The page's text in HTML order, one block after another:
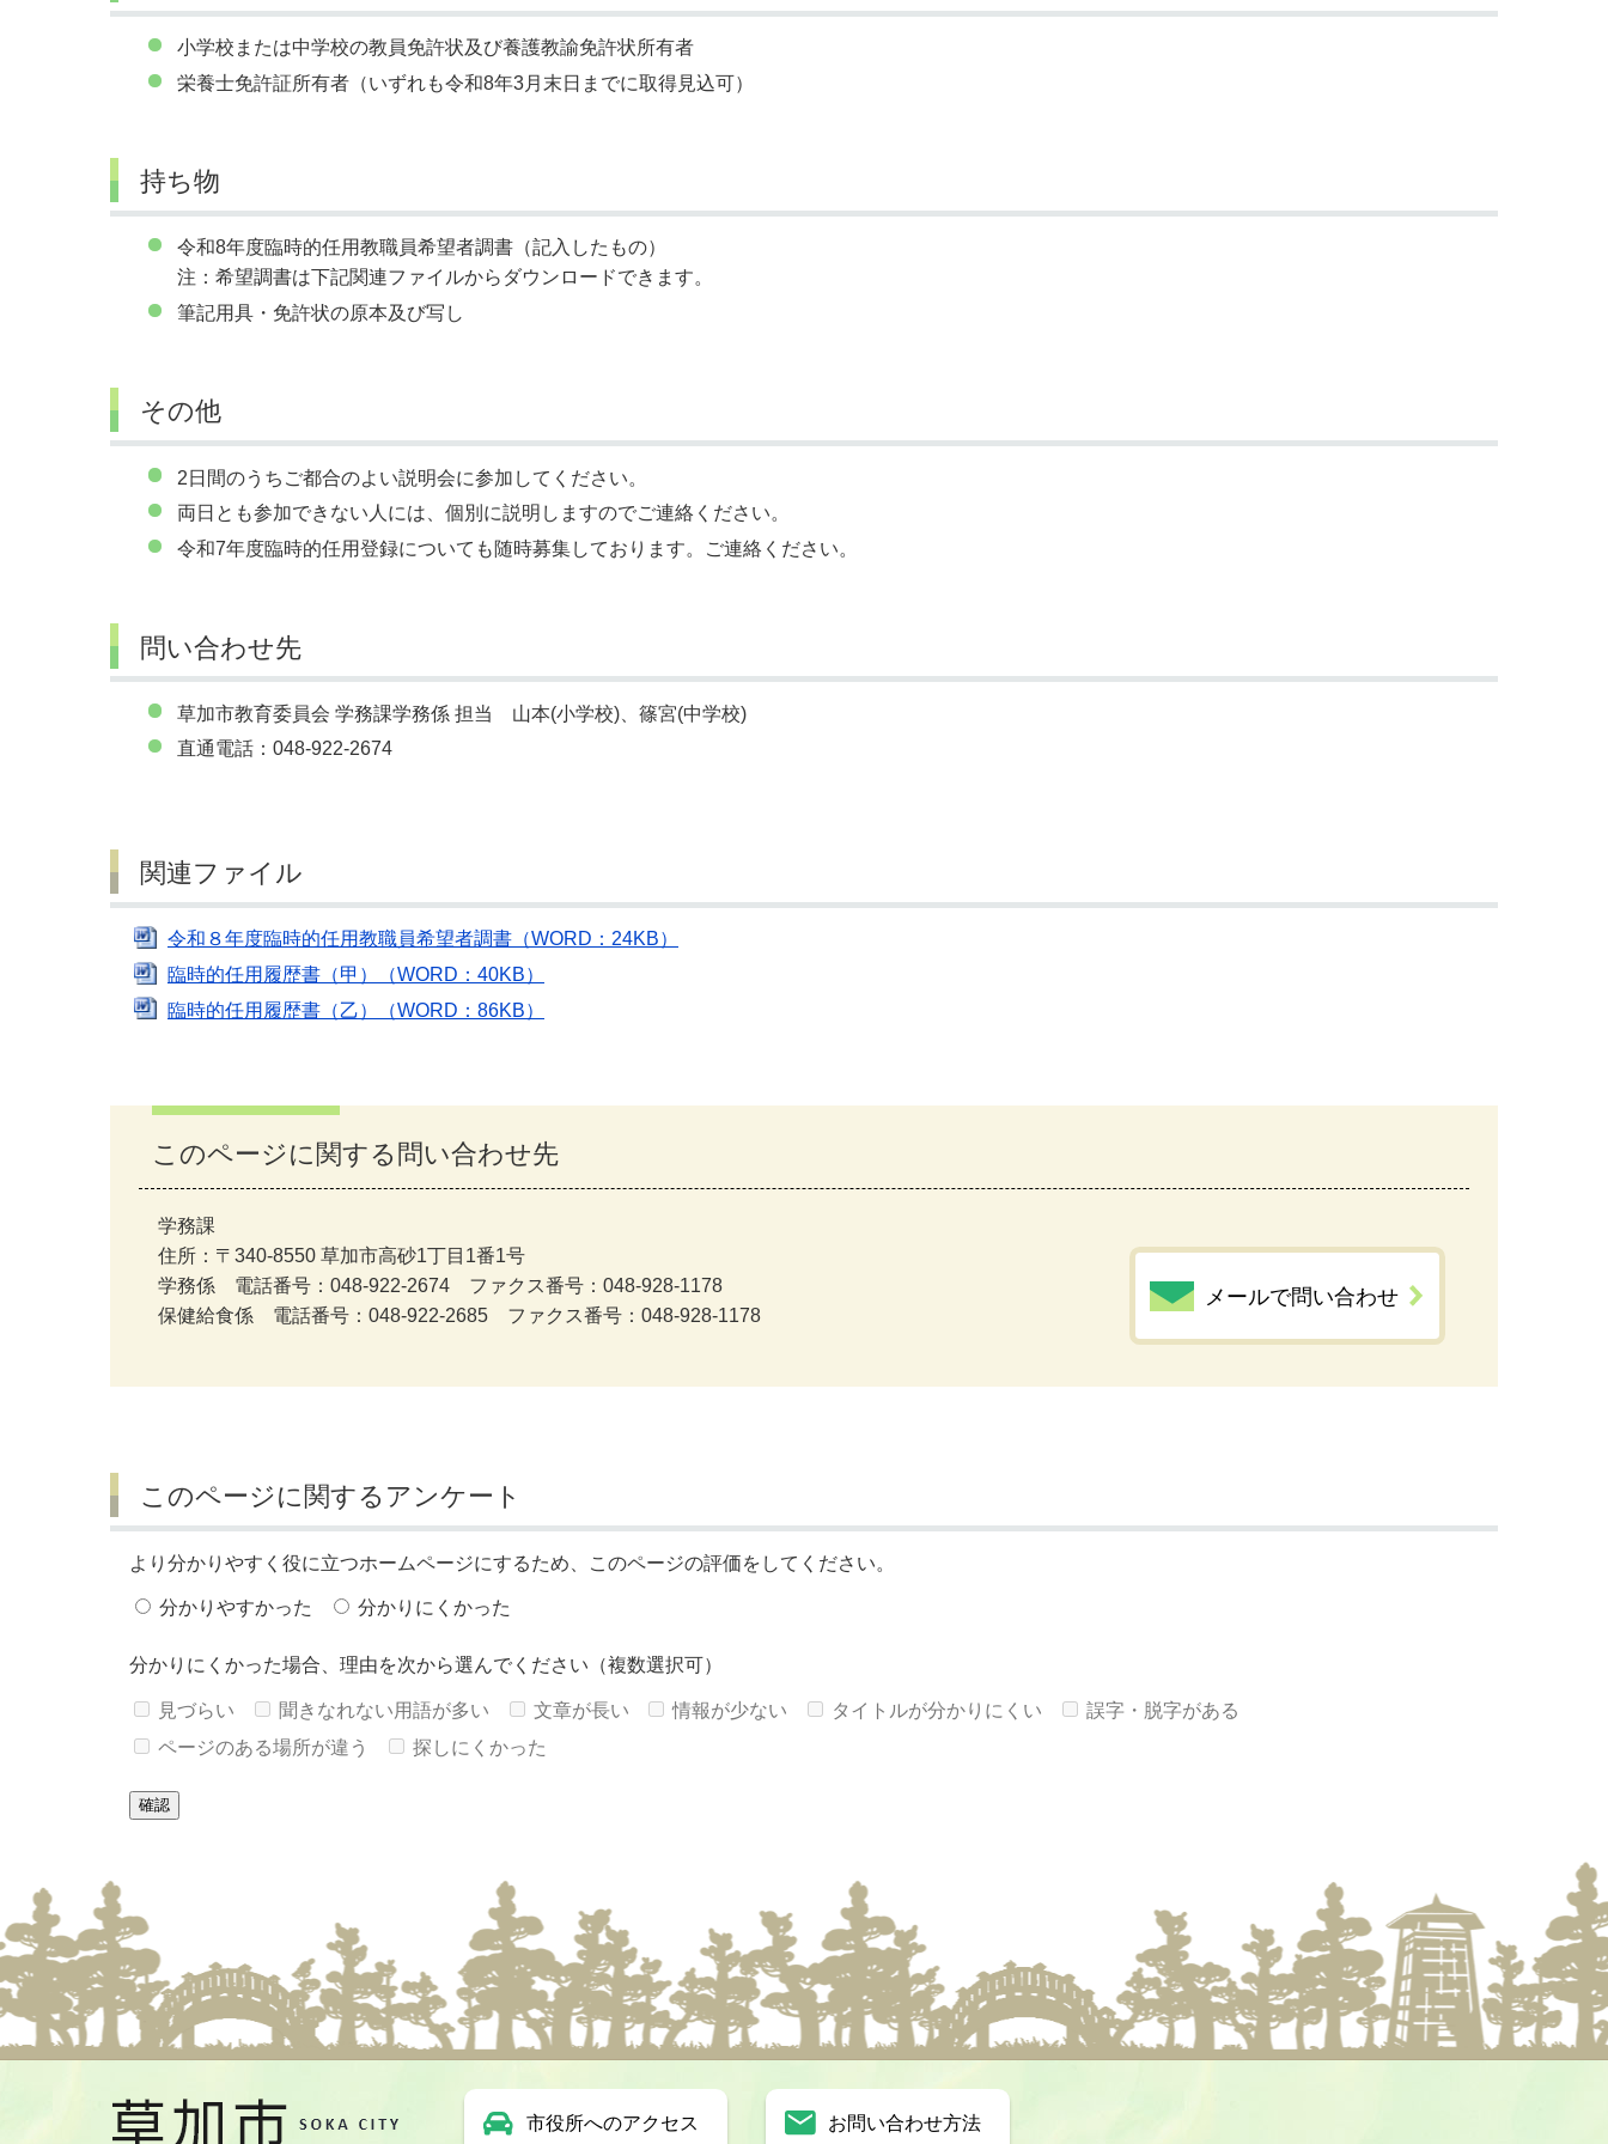
小学校または中学校の教員免許状及び養護教諭免許状所有者
栄養士免許証所有者（いずれも令和8年3月末日までに取得見込可）
持ち物
令和8年度臨時的任用教職員希望者調書（記入したもの）
注：希望調書は下記関連ファイルからダウンロードできます。
筆記用具・免許状の原本及び写し
その他
2日間のうちご都合のよい説明会に参加してください。
両日とも参加できない人には、個別に説明しますのでご連絡ください。
令和7年度臨時的任用登録についても随時募集しております。ご連絡ください。
問い合わせ先
草加市教育委員会 学務課学務係 担当 山本(小学校)、篠宮(中学校)
直通電話：048-922-2674
関連ファイル
令和８年度臨時的任用教職員希望者調書（WORD：24KB）
臨時的任用履歴書（甲）（WORD：40KB）
臨時的任用履歴書（乙）（WORD：86KB）
このページに関する問い合わせ先
学務課
住所：〒340-8550 草加市高砂1丁目1番1号
学務係 電話番号：048-922-2674 ファクス番号：048-928-1178
保健給食係 電話番号：048-922-2685 ファクス番号：048-928-1178
メールで問い合わせ
このページに関するアンケート
より分かりやすく役に立つホームページにするため、このページの評価をしてください。
分かりやすかった 分かりにくかった
分かりにくかった場合、理由を次から選んでください（複数選択可）
見づらい 聞きなれない用語が多い 文章が長い 情報が少ない タイトルが分かりにくい
誤字・脱字がある
ページのある場所が違う
探しにくかった
市役所へのアクセス お問い合わせ方法